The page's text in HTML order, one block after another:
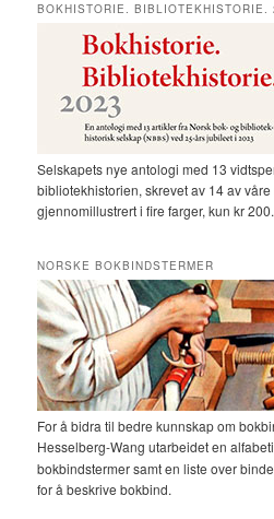
BOKHISTORIE. BIBLIOTEKHISTORIE.
Selskapets nye antologi med 13
bibliotekhistorien, skrevet av 14 av
gjennomillustrert i fire farger, kun kr
NORSKE BOKBINDSTERMER
For å bidra til bedre kunnskap om
Hesselberg-Wang utarbeidet en
bokbindstermer samt en liste over
for å beskrive bokbind.